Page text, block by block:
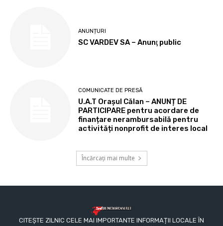
ANUNȚURI
SC VARDEV SA – Anunţ public
COMUNICATE DE PRESĂ
U.A.T Orașul Călan – ANUNȚ DE
PARTICIPARE pentru acordare de
finanțare nerambursabilă pentru
activități nonprofit de interes local
Încărcați mai multe
CITEȘTE ZILNIC CELE MAI IMPORTANTE INFORMAȚII LOCALE ÎN